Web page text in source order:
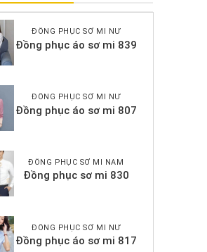
ĐỒNG PHỤC SƠ MI NỮ
Đồng phục áo sơ mi 839
ĐỒNG PHỤC SƠ MI NỮ
Đồng phục áo sơ mi 807
ĐỒNG PHỤC SƠ MI NAM
Đồng phục sơ mi 830
ĐỒNG PHỤC SƠ MI NỮ
Đồng phục áo sơ mi 817